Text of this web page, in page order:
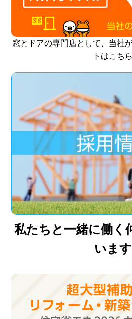
窓とドアの専門店として、当社
トはこちら
私たちと一緒に働く
います